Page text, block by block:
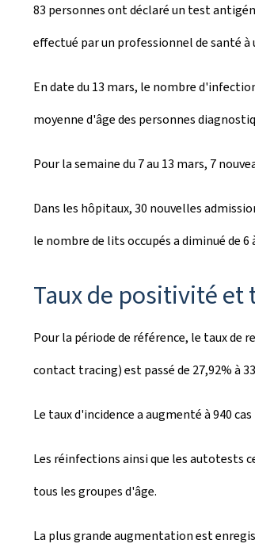
83 personnes ont déclaré un test
effectué par un professionnel de santé
En date du 13 mars, le nombre
moyenne d'âge des personnes
Pour la semaine du 7 au 13 mars, 7
Dans les hôpitaux, 30 nouvelles
le nombre de lits occupés a diminué de
Taux de positivité et
Pour la période de référence, le taux de
contact tracing) est passé de 27,92% à
Le taux d'incidence a augmenté à 940
Les réinfections ainsi que les autotests
tous les groupes d'âge.
La plus grande augmentation est